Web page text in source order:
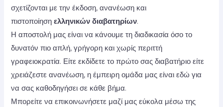
σχετίζονται με την έκδοση, ανανέωση και
πιστοποίησηελληνικών διαβατηρίων.
Η αποστολή μας είναι να κάνουμε τη διαδικασία όσο το
δυνατόν πιο απλή, γρήγορη και χωρίς περιττή
γραφειοκρατία. Είτε εκδίδετε το πρώτο σας διαβατήριο είτε
χρειάζεστε ανανέωση, η έμπειρη ομάδα μας είναι εδώ για
να σας καθοδηγήσει σε κάθε βήμα.
Μπορείτε να επικοινωνήσετε μαζί μας εύκολα μέσω της